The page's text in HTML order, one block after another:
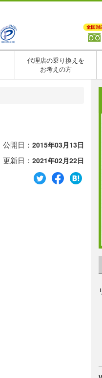
代理店の乗り換えを
お考えの方
公開日： 2015年03月13日
更新日： 2021年02月22日